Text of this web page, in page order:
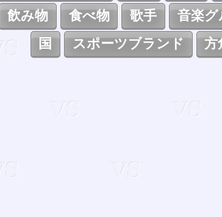
飲み物 食べ物 歌手 音楽
国
スポーツブランド 方